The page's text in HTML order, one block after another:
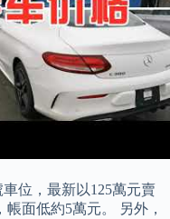
位，最新以125萬元賣
面低約5萬元。 另外，